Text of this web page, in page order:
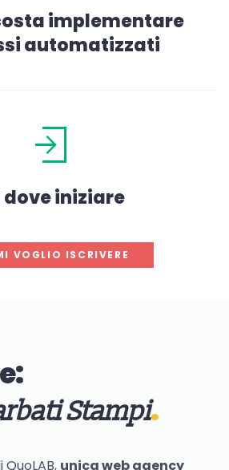
implementare
automatizzati
dove iniziare
VOGLIO ISCRIVERE
Stampi
unica web agency